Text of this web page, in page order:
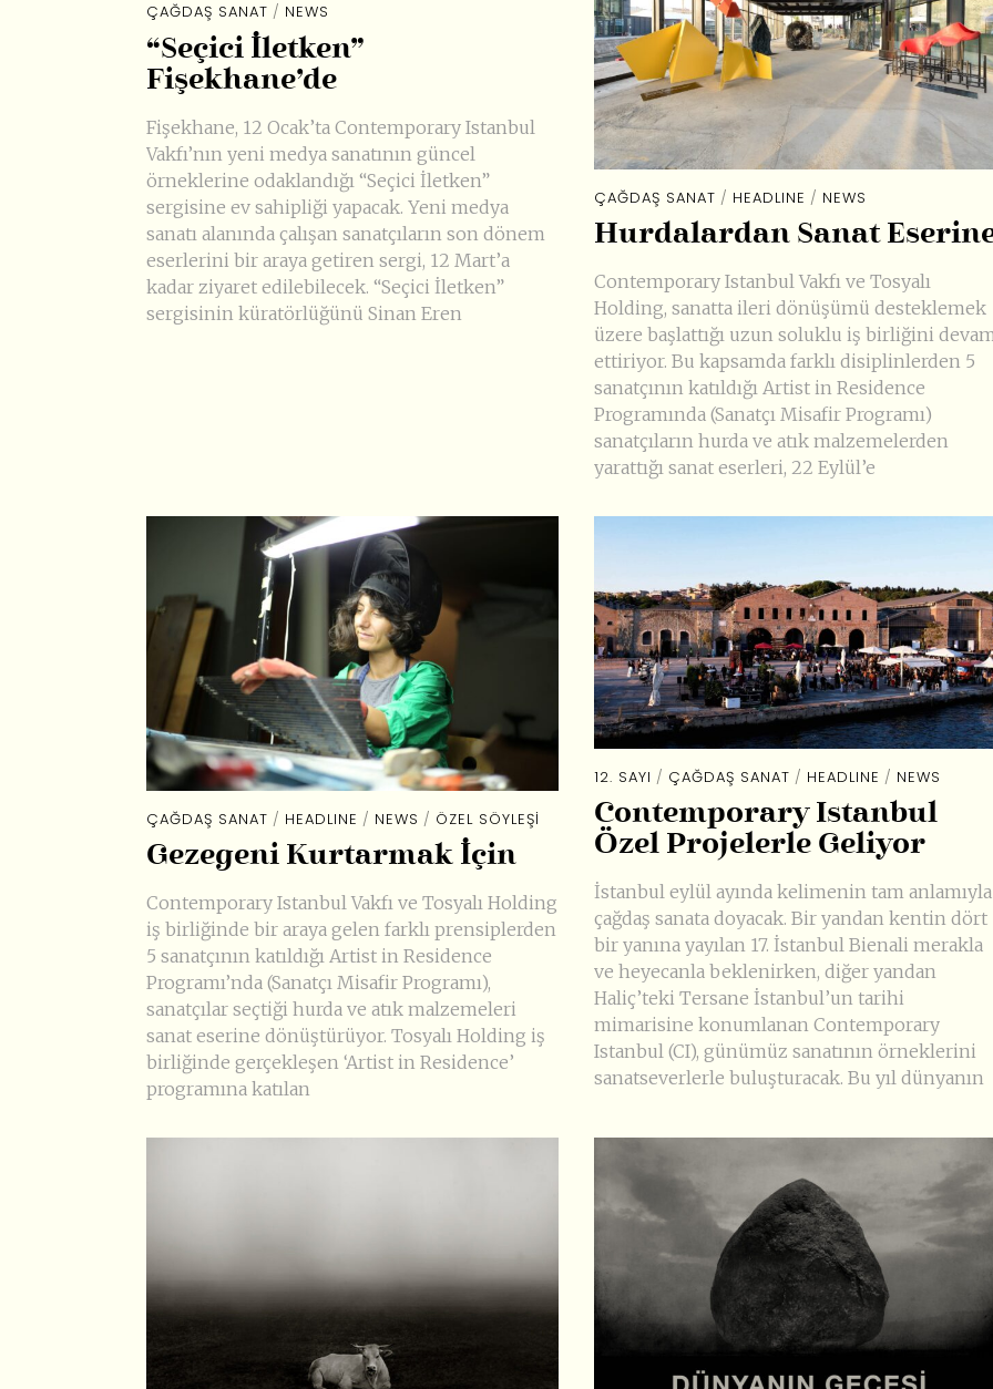
ÇAĞDAŞ SANAT / NEWS
“Seçici İletken”
Fişekhane’de
Fişekhane, 12 Ocak’ta Contemporary Istanbul
Vakfı’nın yeni medya sanatının güncel
örneklerine odaklandığı “Seçici İletken”
sergisine ev sahipliği yapacak. Yeni medya
sanatı alanında çalışan sanatçıların son dönem
eserlerini bir araya getiren sergi, 12 Mart’a
kadar ziyaret edilebilecek. “Seçici İletken”
sergisinin küratörlüğünü Sinan Eren
ÇAĞDAŞ SANAT / HEADLINE / NEWS
Hurdalardan Sanat
Contemporary Istanbul Vakfı ve Tosyalı
Holding, sanatta ileri dönüşümü desteklemek
üzere başlattığı uzun soluklu iş birliğini
ettiriyor. Bu kapsamda farklı disiplinlerden 5
sanatçının katıldığı Artist in Residence
Programında (Sanatçı Misafir Programı)
sanatçıların hurda ve atık malzemelerden
yarattığı sanat eserleri, 22 Eylül’e
ÇAĞDAŞ SANAT / HEADLINE / NEWS / ÖZEL SÖYLEŞI
Gezegeni Kurtarmak İçin
Contemporary Istanbul Vakfı ve Tosyalı Holding
iş birliğinde bir araya gelen farklı prensiplerden
5 sanatçının katıldığı Artist in Residence
Programı’nda (Sanatçı Misafir Programı),
sanatçılar seçtiği hurda ve atık malzemeleri
sanat eserine dönüştürüyor. Tosyalı Holding iş
birliğinde gerçekleşen ‘Artist in Residence’
programına katılan
12. SAYI / ÇAĞDAŞ SANAT / HEADLINE / NEWS
Contemporary Istanbul
Özel Projelerle Geliyor
İstanbul eylül ayında kelimenin tam anlamıyla
çağdaş sanata doyacak. Bir yandan kentin dört
bir yanına yayılan 17. İstanbul Bienali merakla
ve heyecanla beklenirken, diğer yandan
Haliç’teki Tersane İstanbul’un tarihi
mimarisine konumlanan Contemporary
Istanbul (CI), günümüz sanatının örneklerini
sanatseverlerle buluşturacak. Bu yıl dünyanın